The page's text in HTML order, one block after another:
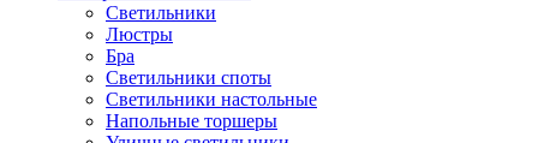
Светильники
Люстры
Бра
Светильники споты
Светильники настольные
Напольные торшеры